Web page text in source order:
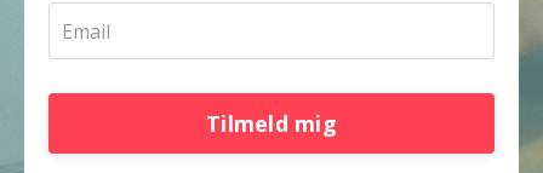
Tilmeld mig